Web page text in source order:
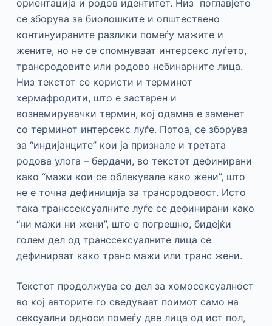
ориентација и родов идентитет. Низ поглавјето
се зборува за биолошките и општествено
континуираните разлики помеѓу мажите и
жените, но не се спомнуваат интерсекс луѓето,
трансродовите или родово небинарните лица.
Низ текстот се користи и терминот
хермафродити, што е застарен и
вознемирувачки термин, кој одамна е заменет
со терминот интерсекс луѓе. Потоа, се зборува
за “индијанците” кои ја признале и третата
родова улога – бердачи, во текстот дефинирани
како “мажи кои се облекувале како жени”, што
не е точна дефиниција за трансродовост. Исто
така транссексуалните луѓе се дефинирани како
“ни мажи ни жени”, што е погрешно, бидејќи
голем дел од транссексуалните лица се
дефинираат како транс мажи или транс жени.
Текстот продолжува со дел за хомосексуалност
во кој авторите го сведуваат поимот само на
сексуални односи помеѓу две лица од ист пол,